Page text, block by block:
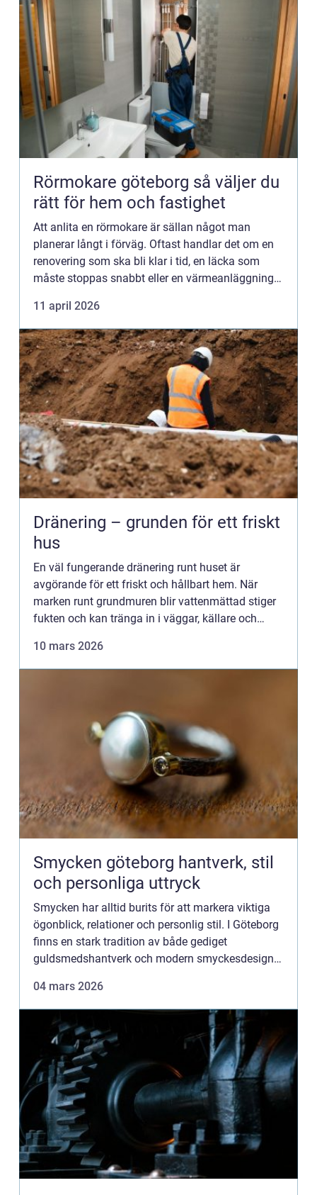
Rörmokare göteborg så väljer du
rätt för hem och fastighet
Att anlita en rörmokare är sällan något man
planerar långt i förväg. Oftast handlar det om en
renovering som ska bli klar i tid, en läcka som
måste stoppas snabbt eller en värmeanläggning
med varier...
11 april 2026
Dränering – grunden för ett friskt
hus
En väl fungerande dränering runt huset är
avgörande för ett friskt och hållbart hem. När
marken runt grundmuren blir vattenmättad stiger
fukten och kan tränga in i väggar, källare och
10 mars 2026
Smycken göteborg hantverk, stil
och personliga uttryck
Smycken har alltid burits för att markera viktiga
ögonblick, relationer och personlig stil. I Göteborg
finns en stark tradition av både gediget
guldsmedshantverk och modern smyckesdesign.
verkstäder, ...
04 mars 2026